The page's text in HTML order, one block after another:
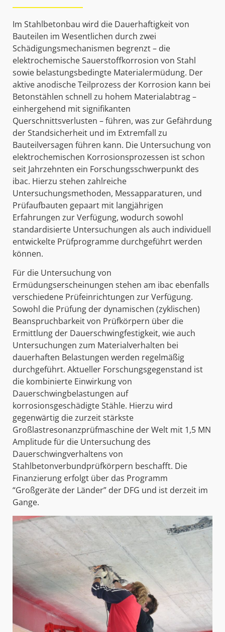
Im Stahlbetonbau wird die Dauerhaftigkeit von
Bauteilen im Wesentlichen durch zwei
Schädigungsmechanismen begrenzt – die
elektrochemische Sauerstoffkorrosion von Stahl
sowie belastungsbedingte Materialermüdung. Der
aktive anodische Teilprozess der Korrosion kann bei
Betonstählen schnell zu hohem Materialabtrag –
einhergehend mit signifikanten
Querschnittsverlusten – führen, was zur Gefährdung
der Standsicherheit und im Extremfall zu
Bauteilversagen führen kann. Die Untersuchung von
elektrochemischen Korrosionsprozessen ist schon
seit Jahrzehnten ein Forschungsschwerpunkt des
ibac. Hierzu stehen zahlreiche
Untersuchungsmethoden, Messapparaturen, und
Prüfaufbauten gepaart mit langjährigen
Erfahrungen zur Verfügung, wodurch sowohl
standardisierte Untersuchungen als auch individuell
entwickelte Prüfprogramme durchgeführt werden
können.
Für die Untersuchung von
Ermüdungserscheinungen stehen am ibac ebenfalls
verschiedene Prüfeinrichtungen zur Verfügung.
Sowohl die Prüfung der dynamischen (zyklischen)
Beanspruchbarkeit von Prüfkörpern über die
Ermittlung der Dauerschwingfestigkeit, wie auch
Untersuchungen zum Materialverhalten bei
dauerhaften Belastungen werden regelmäßig
durchgeführt. Aktueller Forschungsgegenstand ist
die kombinierte Einwirkung von
Dauerschwingbelastungen auf
korrosionsgeschädigte Stähle. Hierzu wird
gegenwärtig die zurzeit stärkste
Großlastresonanzprüfmaschine der Welt mit 1,5 MN
Amplitude für die Untersuchung des
Dauerschwingverhaltens von
Stahlbetonverbundprüfkörpern beschafft. Die
Finanzierung erfolgt über das Programm
“Großgeräte der Länder” der DFG und ist derzeit im
Gange.